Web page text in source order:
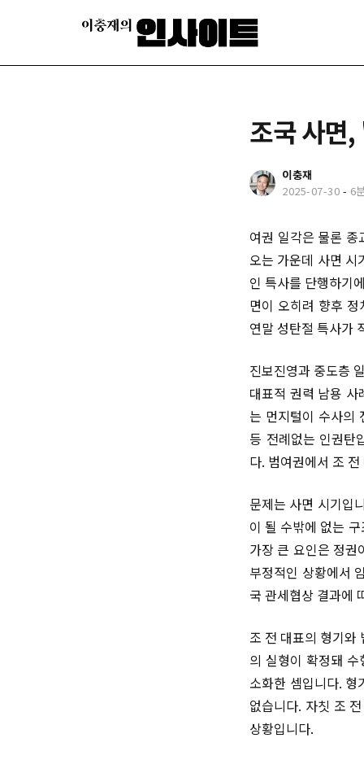
조국 사면
이충재
2025-07-30 - 6
여권 일각은 물론
오는 가운데 사면 시
인 특사를 단행하기
면이 오히려 향후
연말 성탄절 특사가
진보진영과 중도층
대표적 권력 남용
는 먼지털이 수사의
등 전례없는 인권탄
다. 범여권에서 조
문제는 사면 시기입
이 될 수밖에 없는
가장 큰 요인은 정권
부정적인 상황에서
국 관세협상 결과에
조 전 대표의 형기와
의 실형이 확정돼
소화한 셈입니다.
없습니다. 자칫 조
상황입니다.